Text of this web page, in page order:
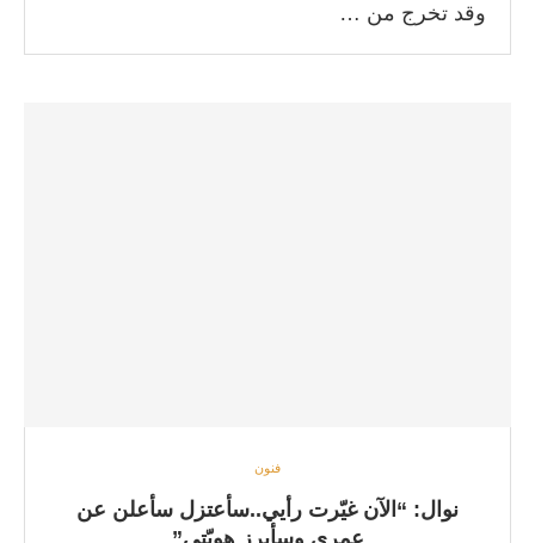
وقد تخرج من …
فنون
نوال: “الآن غيّرت رأيي..سأعتزل سأعلن عن
عمري وسأبرز هويّتي”